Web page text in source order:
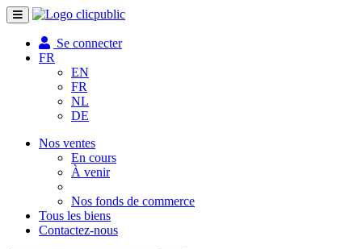
Toggle
navigation
Se connecter
FR
EN
FR
NL
DE
Nos ventes
En cours
À venir
Nos fonds de commerce
Tous les biens
Contactez-nous